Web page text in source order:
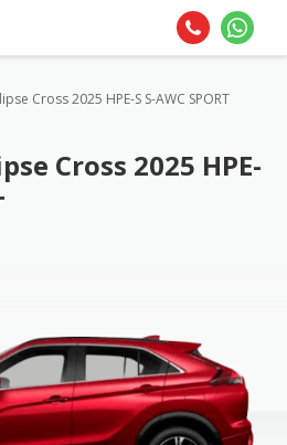
Cross 2025 HPE-S S-AWC SPORT
Cross 2025 HPE-